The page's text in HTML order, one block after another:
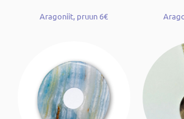
Aragoniit, pruun 6€